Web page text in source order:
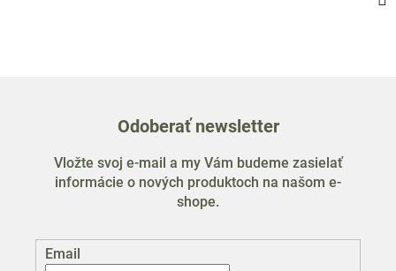
Odoberať newsletter
Vložte svoj e-mail a my Vám budeme zasielať
informácie o nových produktoch na našom e-
shope.
Email